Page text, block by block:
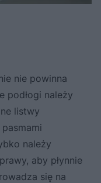
nie powinna
podłogi należy
listwy
należy
aby płynnie
się na